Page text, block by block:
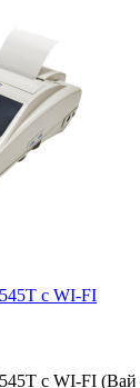
c WI-FI
c WI-FI